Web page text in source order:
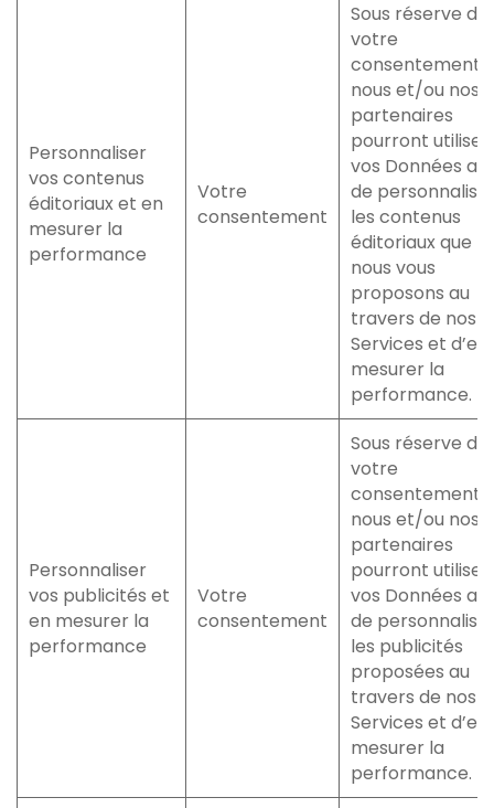
Personnaliser
vos contenus
éditoriaux et en
mesurer la
performance
Votre
consentement
Sous réserve de
votre
consentement,
nous et/ou nos
partenaires
pourront utiliser
vos Données
de
les contenus
éditoriaux que
nous vous
proposons au
travers de nos
Services et d’en
mesurer la
performance.
Personnaliser
vos publicités et
en mesurer la
performance
Votre
consentement
Sous réserve de
votre
consentement,
nous et/ou nos
partenaires
pourront utiliser
vos Données
de
les publicités
proposées au
travers de nos
Services et d’en
mesurer la
performance.